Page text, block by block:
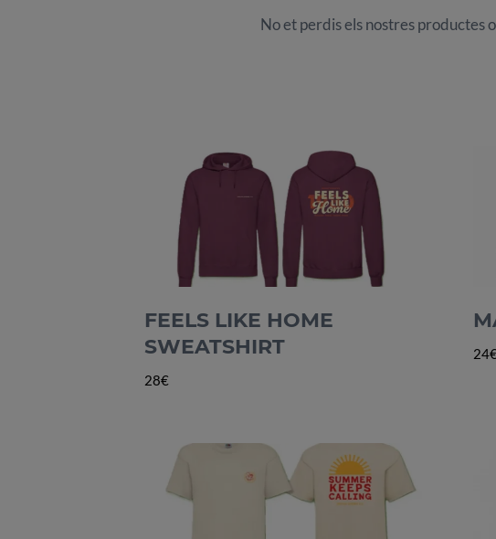
No et perdis els nostres productes
FEELS LIKE HOME
SWEATSHIRT
28€